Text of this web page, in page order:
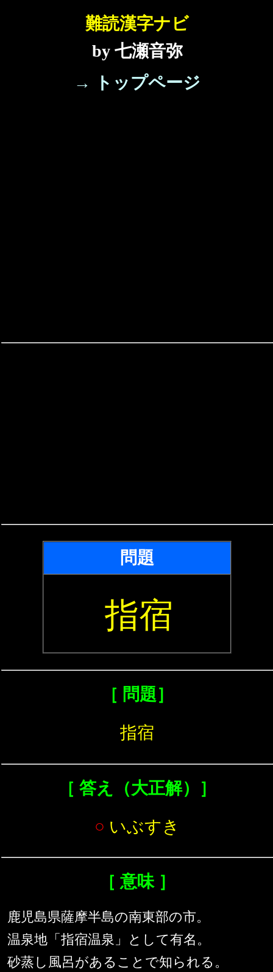
難読漢字ナビ
by 七瀬音弥
→ トップページ
問題
指宿
［ 問題］
指宿
［ 答え（大正解）］
○ いぶすき
［ 意味 ］
鹿児島県薩摩半島の南東部の市。
温泉地「指宿温泉」として有名。
砂蒸し風呂があることで知られる。